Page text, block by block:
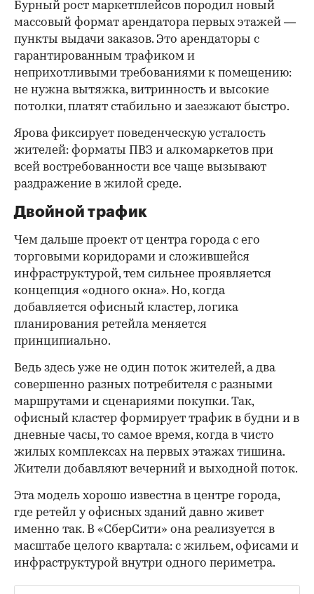
Бурный рост маркетплейсов породил новый
массовый формат арендатора первых этажей —
пункты выдачи заказов. Это арендаторы с
гарантированным трафиком и
неприхотливыми требованиями к помещению:
не нужна вытяжка, витринность и высокие
потолки, платят стабильно и заезжают быстро.
Ярова фиксирует поведенческую усталость
жителей: форматы ПВЗ и алкомаркетов при
всей востребованности все чаще вызывают
раздражение в жилой среде.
Двойной трафик
Чем дальше проект от центра города с его
торговыми коридорами и сложившейся
инфраструктурой, тем сильнее проявляется
концепция «одного окна». Но, когда
добавляется офисный кластер, логика
планирования ретейла меняется
принципиально.
Ведь здесь уже не один поток жителей, а два
совершенно разных потребителя с разными
маршрутами и сценариями покупки. Так,
офисный кластер формирует трафик в будни и в
дневные часы, то самое время, когда в чисто
жилых комплексах на первых этажах тишина.
Жители добавляют вечерний и выходной поток.
Эта модель хорошо известна в центре города,
где ретейл у офисных зданий давно живет
именно так. В «СберСити» она реализуется в
масштабе целого квартала: с жильем, офисами и
инфраструктурой внутри одного периметра.